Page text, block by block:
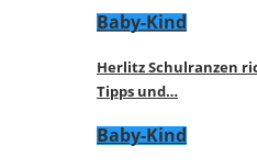
Baby-Kind
Herlitz Schulranzen
Tipps und…
Baby-Kind